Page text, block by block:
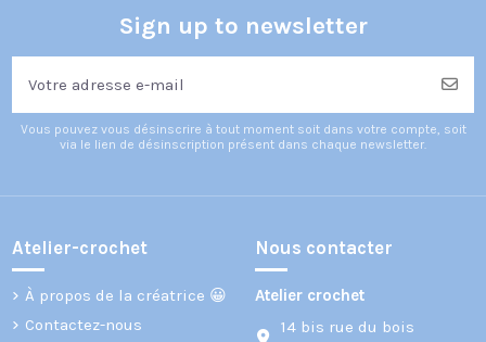
Atelier-Crochet
Printemps
Atelier-Crochet Atelier-Crochet
Atelier-Crochet Atelier-Crochet
Atelier-Crochet Atelier-Crochet
Sign up to newsletter
Vous pouvez vous désinscrire à tout moment soit dans votre compte, soit
via le lien de désinscription présent dans chaque newsletter.
Atelier-crochet
À propos de la créatrice 😀
Contactez-nous
Nous contacter
Atelier crochet
14 bis rue du bois